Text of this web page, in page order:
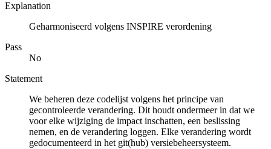
Explanation
Geharmoniseerd volgens INSPIRE verordening
Pass
No
Statement
We beheren deze codelijst volgens het principe van
gecontroleerde verandering. Dit houdt ondermeer in dat we
voor elke wijziging de impact inschatten, een beslissing
nemen, en de verandering loggen. Elke verandering wordt
gedocumenteerd in het git(hub) versiebeheersysteem.